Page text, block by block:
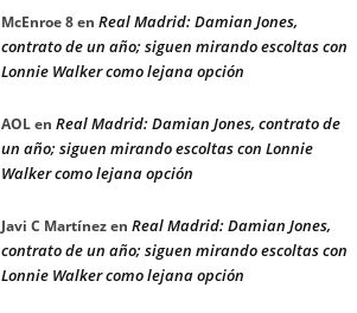
McEnroe 8en Real Madrid: Damian Jones,
contrato de un año; siguen mirando escoltas con
Lonnie Walker como lejana opción
AOLen Real Madrid: Damian Jones, contrato de
un año; siguen mirando escoltas con Lonnie
Walker como lejana opción
Javi C Martínezen Real Madrid: Damian Jones,
contrato de un año; siguen mirando escoltas con
Lonnie Walker como lejana opción